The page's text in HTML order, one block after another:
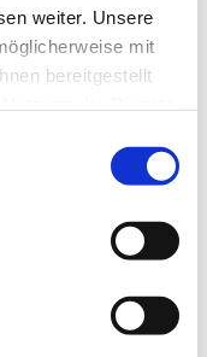
weiter. Unsere
mit
bereitgestellt